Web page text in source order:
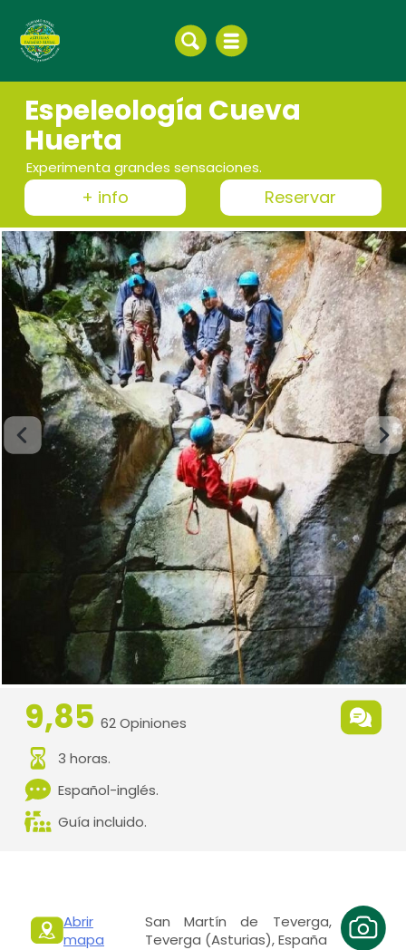
Espeleología Cueva
Huerta
Experimenta grandes sensaciones.
+ info Reservar
9,85 62 Opiniones
3 horas.
Español-inglés.
Guía incluido.
Abrir
mapa
San Martín de Teverga,
Teverga (Asturias), España